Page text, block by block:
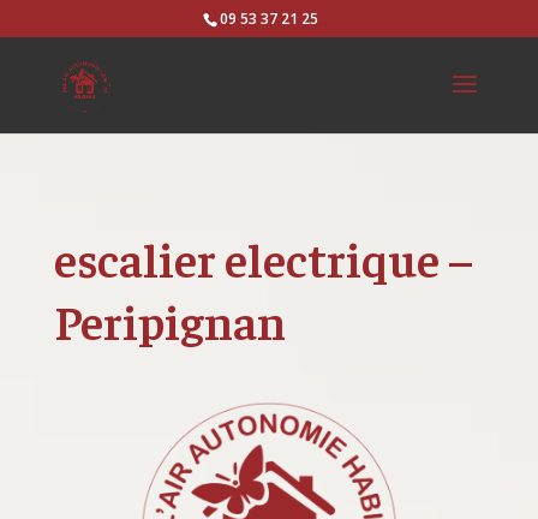
09 53 37 21 25
escalier electrique –
Peripignan